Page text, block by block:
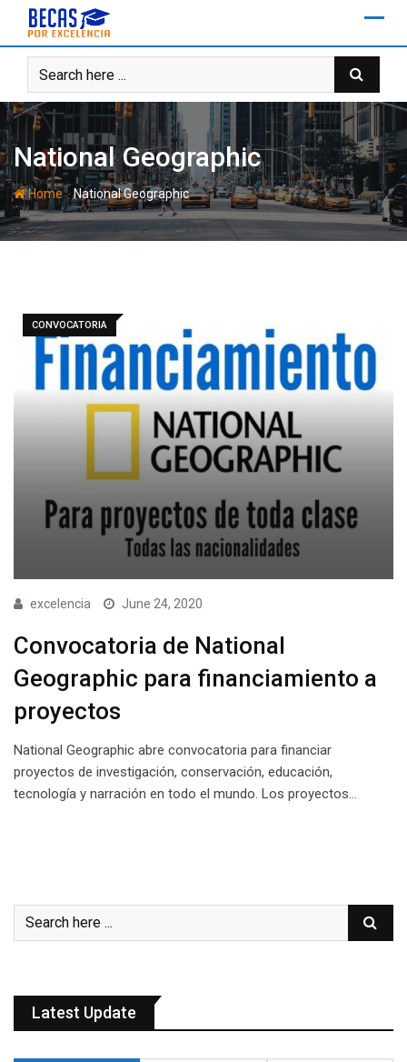
content
National Geographic
Home-National Geographic
CONVOCATORIA
excelencia June 24, 2020
Convocatoria de National
Geographic para financiamiento a
proyectos
National Geographic abre convocatoria para financiar
proyectos de investigación, conservación, educación,
tecnología y narración en todo el mundo. Los proyectos…
Latest Update